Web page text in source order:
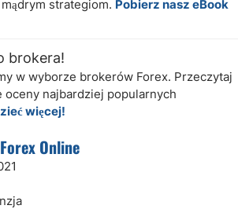
strategiom. Pobierz nasz eBook
brokera!
w wyborze brokerów Forex. Przeczytaj
oceny najbardziej popularnych
więcej!
Online